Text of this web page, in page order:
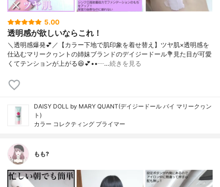
5.00
透明感が欲しいならこれ！
＼透明感爆発💕／【カラー下地で肌印象を着せ替え】ツヤ肌×透明感を
仕込むマリークヮントの姉妹ブランドのデイジードール💐見た目が可愛
くてテンションが上がる😆💕••┈…続きを見る
DAISY DOLL by MARY QUANT(デイジードール バイ マリークヮン
ト)
カラー コレクティング プライマー
もも?